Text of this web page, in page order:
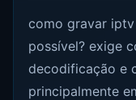
como gravar
possível? exige
decodificação e
principalmente